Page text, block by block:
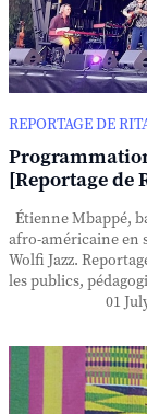
REPORTAGE DE
[Reportage de
Étienne Mbappé,
afro-américaine en
Wolfi Jazz.
les publics,
01